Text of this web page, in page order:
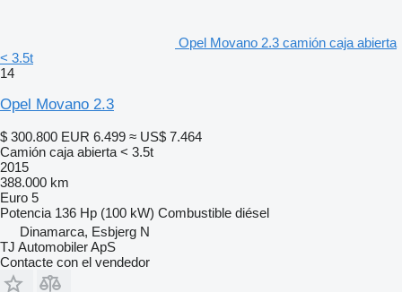
Opel Movano 2.3 camión caja abierta
< 3.5t
14
Opel Movano 2.3
$ 300.800 EUR 6.499 ≈ US$ 7.464
Camión caja abierta < 3.5t
2015
388.000 km
Euro 5
Potencia 136 Hp (100 kW) Combustible diésel
Dinamarca, Esbjerg N
TJ Automobiler ApS
Contacte con el vendedor